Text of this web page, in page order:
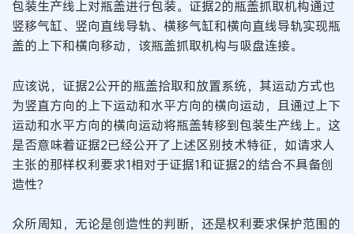
包装生产线上对瓶盖进行包装。证据2的瓶盖抓取机构通过
竖移气缸、竖向直线导轨、横移气缸和横向直线导轨实现瓶
盖的上下和横向移动，该瓶盖抓取机构与吸盘连接。
应该说，证据2公开的瓶盖拾取和放置系统，其运动方式也
为竖直方向的上下运动和水平方向的横向运动，且通过上下
运动和水平方向的横向运动将瓶盖转移到包装生产线上。这
是否意味着证据2已经公开了上述区别技术特征，如请求人
主张的那样权利要求1相对于证据1和证据2的结合不具备创
造性？
众所周知，无论是创造性的判断，还是权利要求保护范围的